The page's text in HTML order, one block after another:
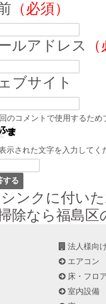
（必須）
ルアドレス
ブサイト
のコメントで使用するた
表示された文字を入力してく
ンクに付い
除なら福島
法人様向
エアコン
床・フロ
室内設備